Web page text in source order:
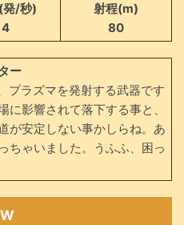
発/秒)
4
射程(m)
80
ー
プラズマを発射する武器です
に影響されて落下する事と、
が安定しない事かしらね。あ
ちゃいました。うふふ、困っ